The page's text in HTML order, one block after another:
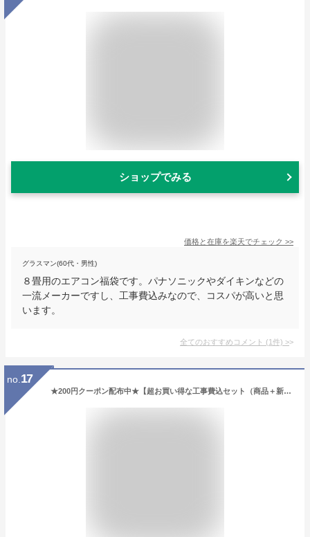
ショップでみる
価格と在庫を楽天でチェック >>
グラスマン(60代・男性)
８畳用のエアコン福袋です。パナソニックやダイキンなどの
一流メーカーですし、工事費込みなので、コスパが高いと思
います。
全てのおすすめコメント (1件) >
no. 17
★200円クーポン配布中★【超お買い得な工事費込セット（商品＋新規標準工事）】ダイキン■S25YTES-W■ 2021年モデル【-ストリーマ-Eシリーズ】[主に8畳用][170]